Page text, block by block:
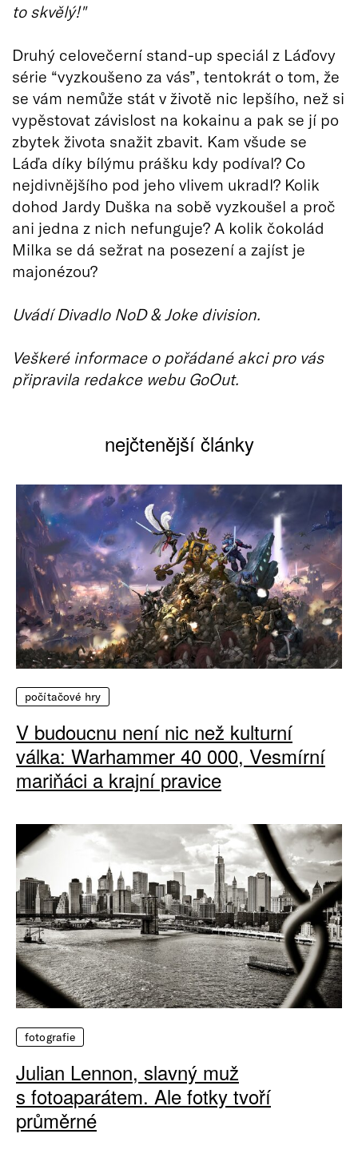
to skvělý!"
Druhý celovečerní stand-up speciál z Láďovy
série “vyzkoušeno za vás”, tentokrát o tom, že
se vám nemůže stát v životě nic lepšího, než si
vypěstovat závislost na kokainu a pak se jí po
zbytek života snažit zbavit. Kam všude se
Láďa díky bílýmu prášku kdy podíval? Co
nejdivnějšího pod jeho vlivem ukradl? Kolik
dohod Jardy Duška na sobě vyzkoušel a proč
ani jedna z nich nefunguje? A kolik čokolád
Milka se dá sežrat na posezení a zajíst je
majonézou?
Uvádí Divadlo NoD & Joke division.
Veškeré informace o pořádané akci pro vás
připravila redakce webu GoOut.
nejčtenější články
počítačové hry
V budoucnu není nic než kulturní
válka: Warhammer 40 000, Vesmírní
mariňáci a krajní pravice
fotografie
Julian Lennon, slavný muž
s fotoaparátem. Ale fotky tvoří
průměrné